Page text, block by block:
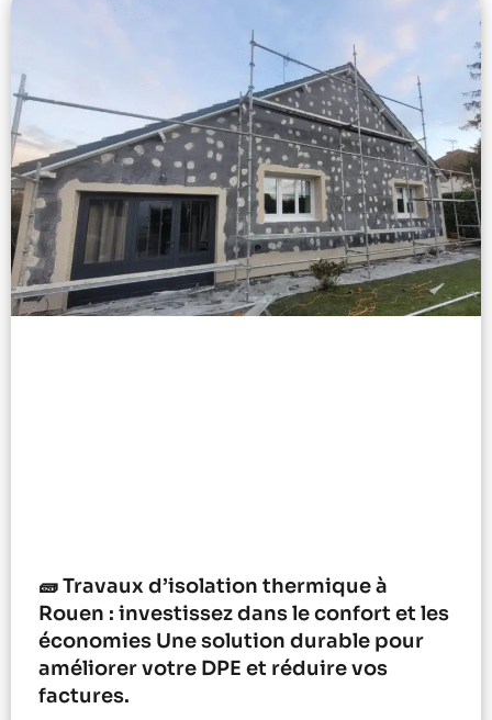
🧱 Travaux d’isolation thermique à
Rouen : investissez dans le confort et les
économies Une solution durable pour
améliorer votre DPE et réduire vos
factures.